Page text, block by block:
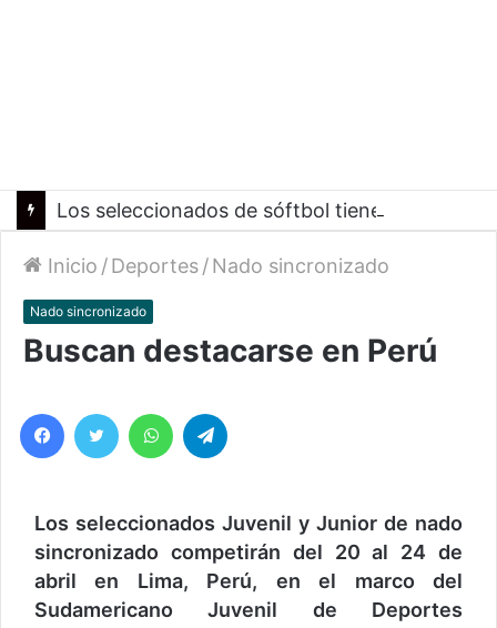
Inicio /Deportes/Nado sincronizado
Nado sincronizado
Buscan destacarse en Perú
Los seleccionados Juvenil y Junior de nado
sincronizado competirán del 20 al 24 de
abril en Lima, Perú, en el marco del
Sudamericano Juvenil de Deportes